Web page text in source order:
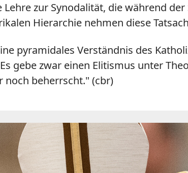
zur Synodalität, die während
Hierarchie nehmen diese
pyramidales Verständnis des
gebe zwar einen Elitismus unter
noch beherrscht." (cbr)